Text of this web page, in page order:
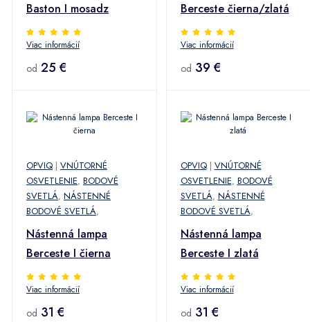
Baston I mosadz
Viac informácií
od 25 €
Berceste čierna/zlatá
Viac informácií
od 39 €
OPVIQ | VNÚTORNÉ
OSVETLENIE, BODOVÉ
SVETLÁ, NÁSTENNÉ
BODOVÉ SVETLÁ,
Nástenná lampa
Berceste I čierna
Viac informácií
od 31 €
OPVIQ| VNÚTORNÉ
OSVETLENIE, BODOVÉ
SVETLÁ, NÁSTENNÉ
BODOVÉ SVETLÁ,
Nástenná lampa
Berceste I zlatá
Viac informácií
od 31 €